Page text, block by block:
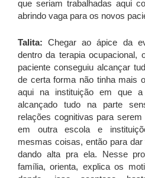
que seriam trabalhadas aqui
abrindo vaga para os novos
Talita: Chegar ao ápice da
dentro da terapia ocupacional,
paciente conseguiu alcançar
de certa forma não tinha mais
aqui na instituição em que
alcançado tudo na parte
relações cognitivas para
em outra escola e
mesmas coisas, então para
dando alta pra ela. Nesse
família, orienta, explica os